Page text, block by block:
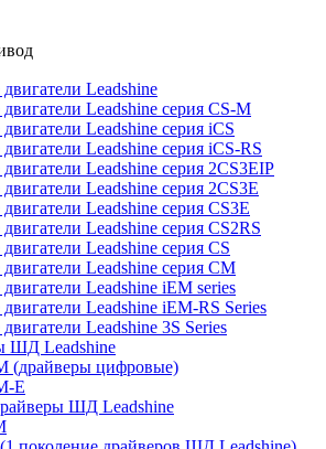
Leadshine
Leadshine серия CS-M
Leadshine серия iCS
Leadshine серия iCS-RS
Leadshine серия 2CS3EIP
Leadshine серия 2CS3E
Leadshine серия CS3E
Leadshine серия CS2RS
Leadshine серия CS
Leadshine серия CM
Leadshine iEM series
Leadshine iEM-RS Series
Leadshine 3S Series
ШД Leadshine
(драйверы цифровые)
E
ШД Leadshine